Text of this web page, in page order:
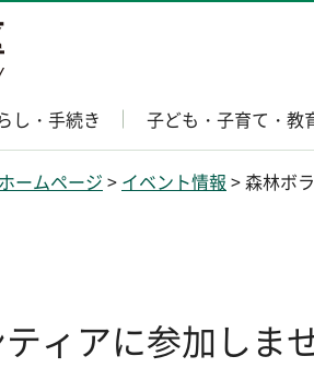
し・手続き 子ども・子育て・教
ームページ > イベント情報 > 森林ボ
ィアに参加しま